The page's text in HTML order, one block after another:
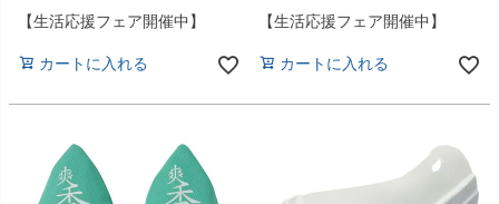
【生活応援フェア開催中】
カートに入れる
【生活応援フェア開催中】
カートに入れる